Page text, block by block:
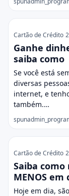
Cartão de Crédito
Ganhe
saiba como
Se você está
diversas
internet, e
também.…
Cartão de Crédito
Saiba
MENOS
Hoje em dia,